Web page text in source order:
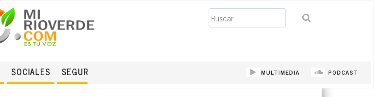
Buscar
SOCIALES SEGURIDAD MULTIMEDIA PODCAST